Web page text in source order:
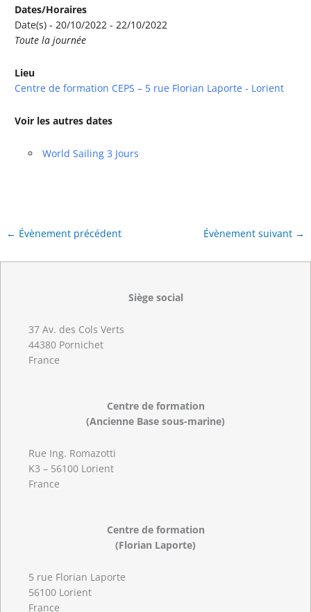
Dates/Horaires
Date(s) - 20/10/2022 - 22/10/2022
Toute la journée
Lieu
Centre de formation CEPS – 5 rue Florian Laporte - Lorient
Voir les autres dates
World Sailing 3 Jours
← Évènement précédent Évènement suivant →
Siège social
37 Av. des Cols Verts
44380 Pornichet
France
Centre de formation
(Ancienne Base sous-marine)
Rue Ing. Romazotti
K3 – 56100 Lorient
France
Centre de formation
(Florian Laporte)
5 rue Florian Laporte
56100 Lorient
France